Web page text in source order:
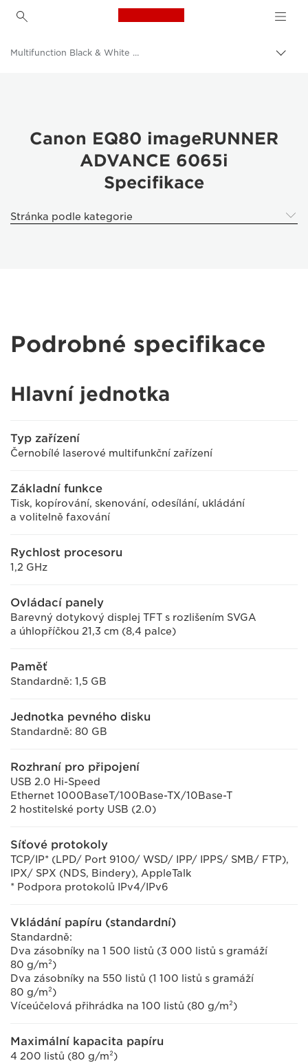
Canon Logo, back to
Výrobky pro firmy
Firemní tiskárny a faxová zařízení
Multifunkční tiskárny – multifunkční tiskárny
Multifunction Black & White Printers
Canon EQ80 imageRUNNER
ADVANCE 6065i
Specifikace
Stránka podle kategorie
Podrobné specifikace
Hlavní jednotka
Typ zařízení
Černobílé laserové multifunkční zařízení
Základní funkce
Tisk, kopírování, skenování, odesílání, ukládání
a volitelně faxování
Rychlost procesoru
1,2 GHz
Ovládací panely
Barevný dotykový displej TFT s rozlišením SVGA
a úhlopříčkou 21,3 cm (8,4 palce)
Paměť
Standardně: 1,5 GB
Jednotka pevného disku
Standardně: 80 GB
Rozhraní pro připojení
USB 2.0 Hi-Speed
Ethernet 1000BaseT/100Base-TX/10Base-T
2 hostitelské porty USB (2.0)
Síťové protokoly
TCP/IP* (LPD/ Port 9100/ WSD/ IPP/ IPPS/ SMB/ FTP),
IPX/ SPX (NDS, Bindery), AppleTalk
* Podpora protokolů IPv4/IPv6
Vkládání papíru (standardní)
Standardně:
Dva zásobníky na 1 500 listů (3 000 listů s gramáží
80 g/m²)
Dva zásobníky na 550 listů (1 100 listů s gramáží
80 g/m²)
Víceúčelová přihrádka na 100 listů (80 g/m²)
Maximální kapacita papíru
4 200 listů (80 g/m²)